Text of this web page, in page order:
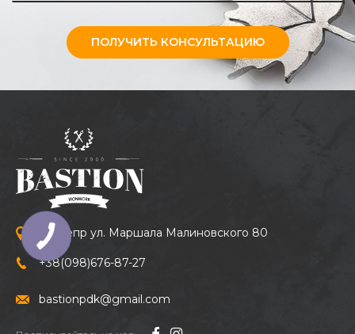
ПОЛУЧИТЬ КОНСУЛЬТАЦИЮ
г. Днепр ул. Маршала Малиновского 80
+38(098)676-87-27
bastionpdk@gmail.com